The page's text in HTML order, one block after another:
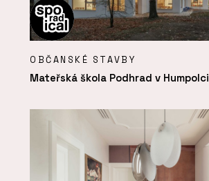
OBČANSKÉ STAVBY
Mateřská škola Podhrad v Humpolci